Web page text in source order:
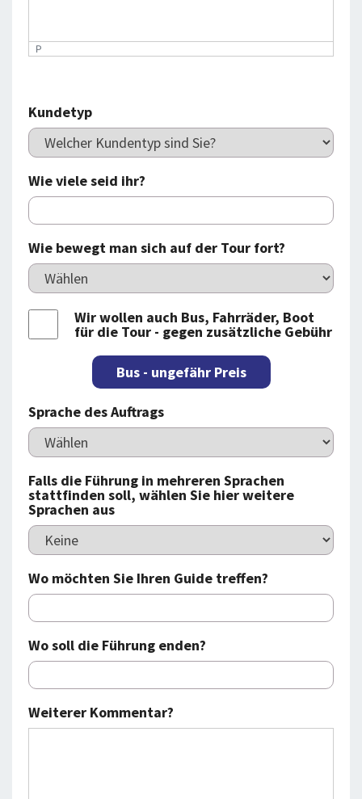
P
Kundetyp
Wie viele seid ihr?
Wie bewegt man sich auf der Tour fort?
Wir wollen auch Bus, Fahrräder, Boot
für die Tour - gegen zusätzliche Gebühr
Bus - ungefähr Preis
Sprache des Auftrags
Falls die Führung in mehreren Sprachen
stattfinden soll, wählen Sie hier weitere
Sprachen aus
Wo möchten Sie Ihren Guide treffen?
Wo soll die Führung enden?
Weiterer Kommentar?